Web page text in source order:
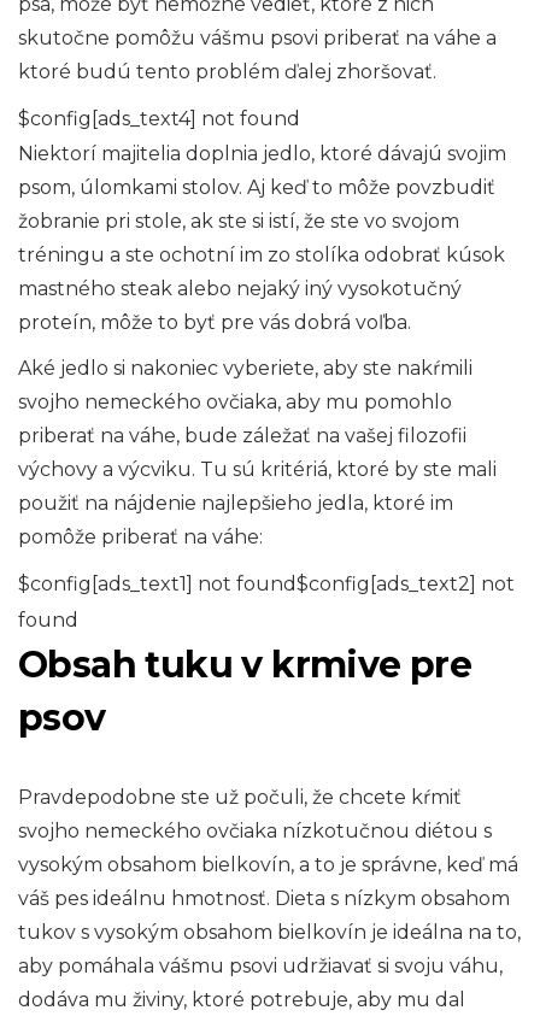
skutočne pomôžu vášmu psovi priberať na váhe a
ktoré budú tento problém ďalej zhoršovať.
$config[ads_text4] not found
Niektorí majitelia doplnia jedlo, ktoré dávajú svojim
psom, úlomkami stolov. Aj keď to môže povzbudiť
žobranie pri stole, ak ste si istí, že ste vo svojom
tréningu a ste ochotní im zo stolíka odobrať kúsok
mastného steak alebo nejaký iný vysokotučný
proteín, môže to byť pre vás dobrá voľba.
Aké jedlo si nakoniec vyberiete, aby ste nakŕmili
svojho nemeckého ovčiaka, aby mu pomohlo
priberať na váhe, bude záležať na vašej filozofii
výchovy a výcviku. Tu sú kritériá, ktoré by ste mali
použiť na nájdenie najlepšieho jedla, ktoré im
pomôže priberať na váhe:
$config[ads_text1] not found$config[ads_text2] not
found
Obsah tuku v krmive pre
psov
Pravdepodobne ste už počuli, že chcete kŕmiť
svojho nemeckého ovčiaka nízkotučnou diétou s
vysokým obsahom bielkovín, a to je správne, keď má
váš pes ideálnu hmotnosť. Dieta s nízkym obsahom
tukov s vysokým obsahom bielkovín je ideálna na to,
aby pomáhala vášmu psovi udržiavať si svoju váhu,
dodáva mu živiny, ktoré potrebuje, aby mu dal